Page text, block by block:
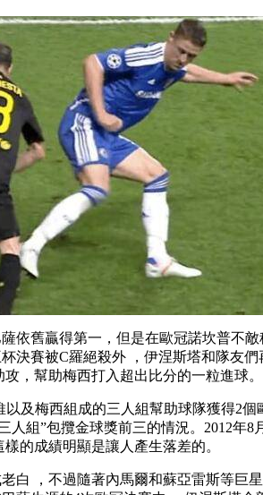
薩依舊贏得第一，但是在歐冠諾坎普
王杯決賽被C羅絕殺外 ，伊涅斯塔和
，幫助梅西打入超出比分的一粒進球 。
以及梅西組成的三人組幫助球隊獲得2個歐冠
組”包攬金球獎前三的情況。2012年8
樣的成績明顯是讓人產生落差的 。
白 ，不過隨著內馬爾和蘇亞雷斯等巨星